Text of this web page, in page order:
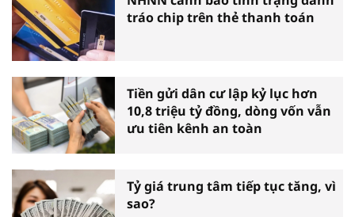
tráo chip trên thẻ thanh toán
Tiền gửi dân cư lập kỷ lục hơn
10,8 triệu tỷ đồng, dòng vốn vẫn
ưu tiên kênh an toàn
Tỷ giá trung tâm tiếp tục tăng, vì
sao?